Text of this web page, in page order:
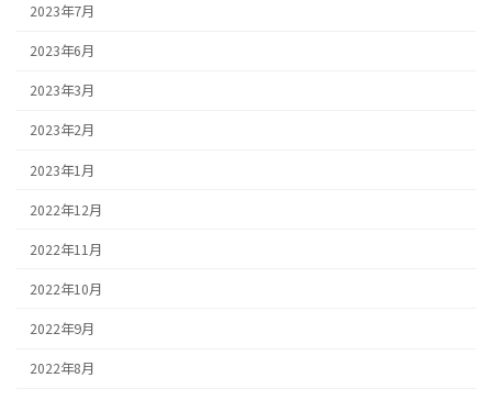
2023年7月
2023年6月
2023年3月
2023年2月
2023年1月
2022年12月
2022年11月
2022年10月
2022年9月
2022年8月